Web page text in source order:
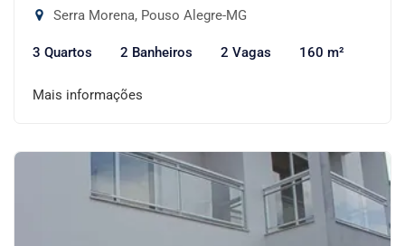
Serra Morena, Pouso Alegre-MG
3 Quartos 2 Banheiros 2 Vagas 160 m²
Mais informações